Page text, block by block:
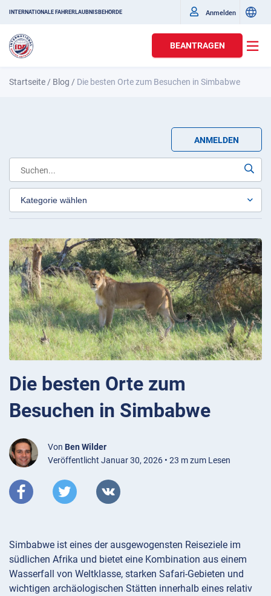
INTERNATIONALE FAHRERLAUBNISBEHÖRDE Anmelden
BEANTRAGEN
Startseite / Blog / Die besten Orte zum Besuchen in Simbabwe
ANMELDEN
Die besten Orte zum
Besuchen in Simbabwe
Von Ben Wilder
Veröffentlicht Januar 30, 2026 • 23 m zum Lesen
Simbabwe ist eines der ausgewogensten Reiseziele im
südlichen Afrika und bietet eine Kombination aus einem
Wasserfall von Weltklasse, starken Safari-Gebieten und
wichtigen archäologischen Stätten innerhalb eines relativ